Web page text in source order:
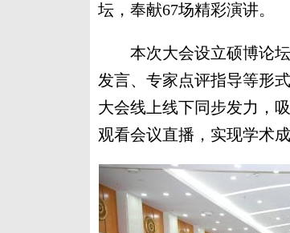
坛，奉献67场精彩演讲。
本次大会设立硕博论坛
发言、专家点评指导等形
大会线上线下同步发力，
观看会议直播，实现学术